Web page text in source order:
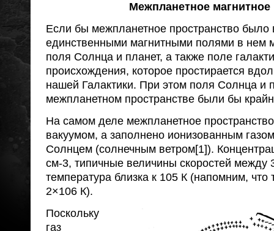
Межпланетное магнитное
Если бы межпланетное пространство было
единственными магнитными полями в нем
поля Солнца и планет, а также поле
происхождения, которое простирается
нашей Галактики. При этом поля Солнца и
межпланетном пространстве были бы
На самом деле межпланетное
вакуумом, а заполнено ионизованным
Солнцем (солнечным ветром[1]).
см-3, типичные величины скоростей между
температура близка к 105 К (напомним, что
2×106 К).
Поскольку
газ